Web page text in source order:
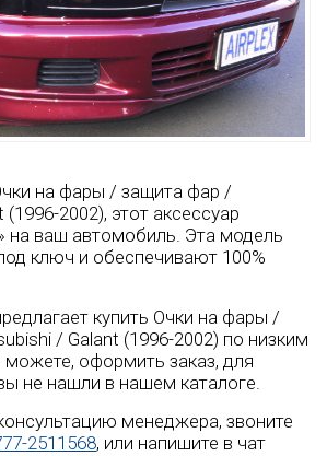
на фары / защита фар /
2002), этот аксессуар
на ваш автомобиль. Эта модель
ключ и обеспечивают 100%
купить Очки на фары /
/ Galant (1996-2002) по низким
оформить заказ, для
не нашли в нашем каталоге.
менеджера, звоните
2511568, или напишите в чат